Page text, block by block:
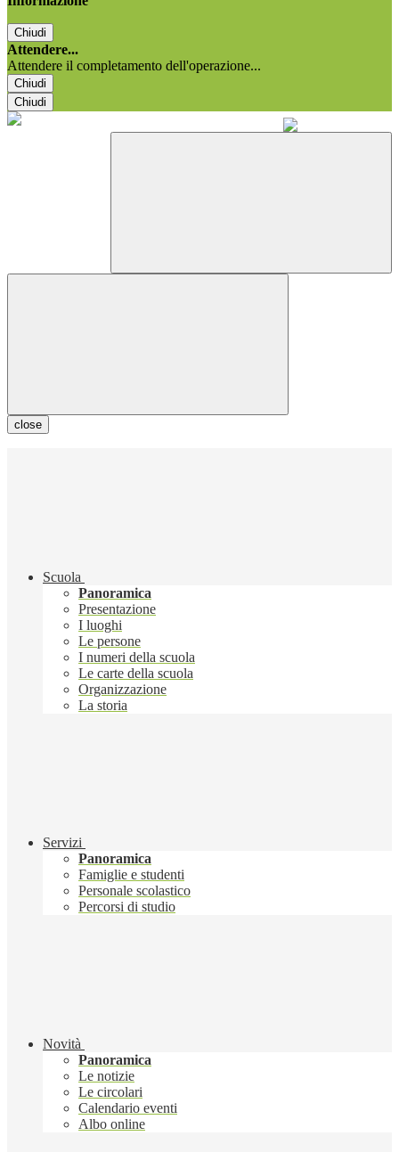
Chiudi
Attendere...
Attendere il completamento dell'operazione...
Chiudi
Chiudi
close
Scuola
Panoramica
Presentazione
I luoghi
Le persone
I numeri della scuola
Le carte della scuola
Organizzazione
La storia
Servizi
Panoramica
Famiglie e studenti
Personale scolastico
Percorsi di studio
Novità
Panoramica
Le notizie
Le circolari
Calendario eventi
Albo online